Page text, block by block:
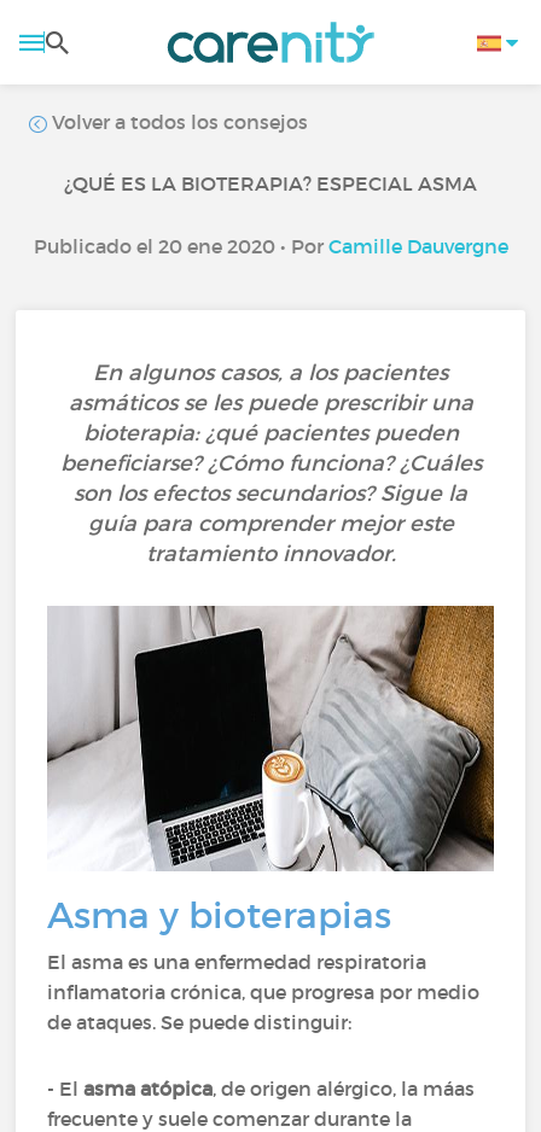
Volver a todos los consejos
¿QUÉ ES LA BIOTERAPIA? ESPECIAL ASMA
Publicado el 20 ene 2020 • Por Camille Dauvergne
En algunos casos, a los pacientes
asmáticos se les puede prescribir una
bioterapia: ¿qué pacientes pueden
beneficiarse? ¿Cómo funciona? ¿Cuáles
son los efectos secundarios? Sigue la
guía para comprender mejor este
tratamiento innovador.
Asma y bioterapias
El asma es una enfermedad respiratoria
inflamatoria crónica, que progresa por medio
de ataques. Se puede distinguir:
- Elasma atópica, de origen alérgico, la máas
frecuente y suele comenzar durante la